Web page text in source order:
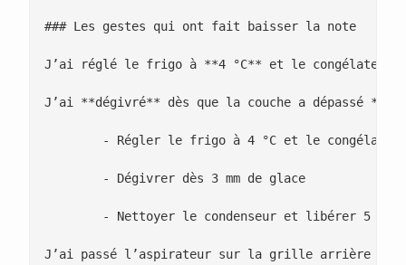
### Les gestes qui ont fait baisser la note
J’ai réglé le frigo à **4 °C** et le congélateur à
J’ai **dégivré** dès que la couche a dépassé
J’ai passé l’aspirateur sur la grille arrière et la